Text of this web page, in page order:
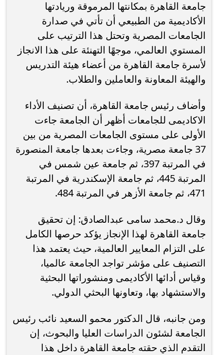
جامعة القاهرة بمكانتها المرموقة وريادتها
الأكاديمية من الطبيعي أن تأتي في صدارة
الجامعات المصرية وتحتل هذا الترتيب على
المستوي العالمي، موجهًا التهنئة على هذا الانجاز
لأسرة جامعة القاهرة من أعضاء هيئة التدريس
والهيئة المعاونة والعاملين والطلاب.
وأضاف رئيس جامعة القاهرة، أن تصنيف الأداء
الاكاديمى للجامعات أظهر أن الجامعة جاءت
الأولى على مستوى الجامعات المصرية من بين
37 جامعة مصرية، وجاءت بعدها جامعة المنصورة
في المرتبة 397، ثم جامعة عين شمس في
المرتبة 445، ثم جامعة الإسكندرية في المرتبة
471، ثم جامعة الأزهر في المرتبة 484.
وقال د.محمد سامى عبدالصادق: إن تحقيق
جامعة القاهرة لهذا الإنجاز يؤكد حرصها الكامل
على التزام المعايير العالمية، حيث يعتمد هذا
التصنيف على مؤشر تواجد الجامعة عالميا،
وقياس أدائها الأكاديمى ومنشوراتها البحثية
والاستشهاد بها، وتعاونها البحثي الدولي.
ومن جانبه، قال الدكتور محمو السعيد نائب رئيس
الجامعة لشئون الدراسات العليا والبحوث، إن
التقدم الذي حقته جامعة القاهرة داخل هذا